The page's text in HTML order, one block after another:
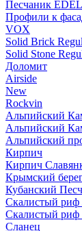
Пес­ча­ник EDEL
Профили к
VOX
Solid Brick
Solid Stone
Доломит
Airside
New
Rockvin
Альпийский
Альпийский
Альпийский
Кирпич
Кирпич
Крымский
Кубанский
Скалистый
Скалистый
Сланец